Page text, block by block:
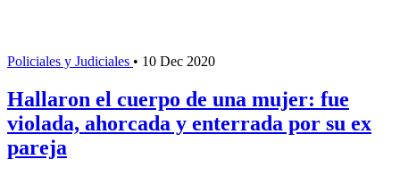
Policiales y Judiciales • 10 Dec 2020
Hallaron el cuerpo de una mujer: fue
violada, ahorcada y enterrada por su ex
pareja